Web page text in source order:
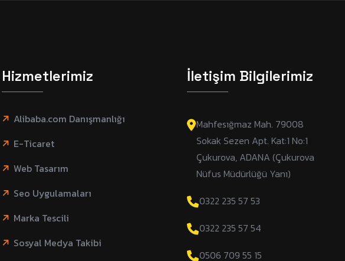
Hizmetlerimiz
Alibaba.com Danışmanlığı
E-Ticaret
Web Tasarım
Seo Uygulamaları
Marka Tescili
Sosyal Medya Takibi
İletişim Bilgilerimiz
Mahfesığmaz Mah. 79008
Sokak Sezen Apt. Kat:1 No:1
Çukurova, ADANA (Çukurova
Nüfus Müdürlüğü Yanı)
0322 235 57 53
0322 235 57 54
0506 709 55 15